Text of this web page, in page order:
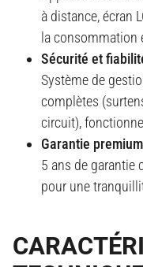
à distance, écran
la consommation
Sécurité et
Système de
complètes
circuit),
Garantie premium
5 ans de garantie
pour une